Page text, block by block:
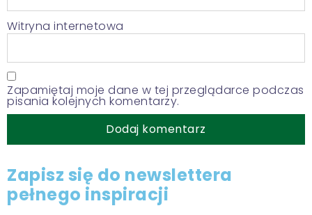
Witryna internetowa
Zapamiętaj moje dane w tej przeglądarce podczas
pisania kolejnych komentarzy.
Zapisz się do newslettera
pełnego inspiracji